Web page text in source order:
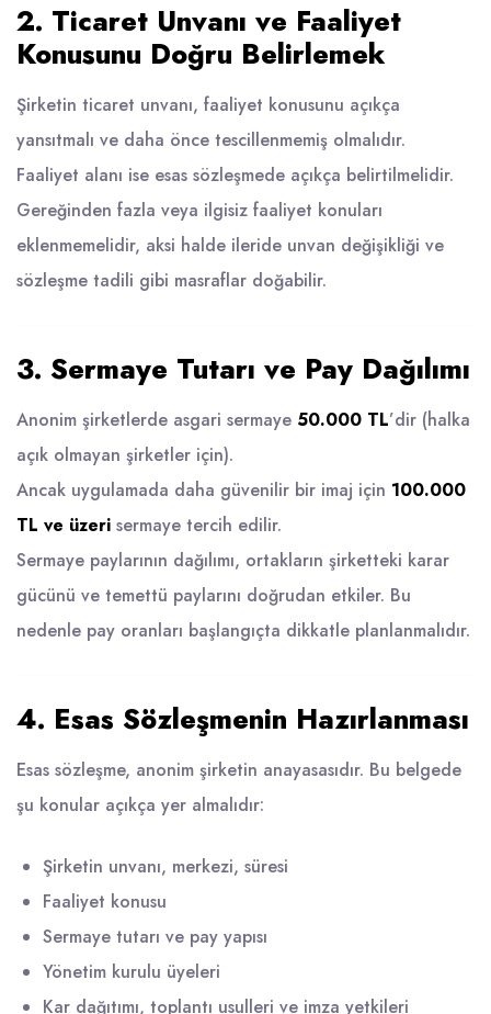
2. Ticaret Unvanı ve Faaliyet
Konusunu Doğru Belirlemek
Şirketin ticaret unvanı, faaliyet konusunu açıkça
yansıtmalı ve daha önce tescillenmemiş olmalıdır.
Faaliyet alanı ise esas sözleşmede açıkça belirtilmelidir.
Gereğinden fazla veya ilgisiz faaliyet konuları
eklenmemelidir, aksi halde ileride unvan değişikliği ve
sözleşme tadili gibi masraflar doğabilir.
3. Sermaye Tutarı ve Pay Dağılımı
Anonim şirketlerde asgari sermaye 50.000 TL’dir (halka
açık olmayan şirketler için).
Ancak uygulamada daha güvenilir bir imaj için 100.000
TL ve üzeri sermaye tercih edilir.
Sermaye paylarının dağılımı, ortakların şirketteki karar
gücünü ve temettü paylarını doğrudan etkiler. Bu
nedenle pay oranları başlangıçta dikkatle planlanmalıdır.
4. Esas Sözleşmenin Hazırlanması
Esas sözleşme, anonim şirketin anayasasıdır. Bu belgede
şu konular açıkça yer almalıdır:
Şirketin unvanı, merkezi, süresi
Faaliyet konusu
Sermaye tutarı ve pay yapısı
Yönetim kurulu üyeleri
Kar dağıtımı, toplantı usulleri ve imza yetkileri